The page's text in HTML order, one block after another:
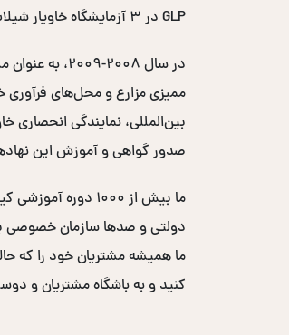
GLP در ۳ آزمایشگاه خاویار شیلات ایران، توانستیم تایید اتحادیه اروپایی را اخذ کرده و کد EC خاویار ایران را دریافت کنیم.
صدور گواهی و آموزش این
ما بیش از ۱۰۰۰
ما همیشه مشتریان خود را که
کنید و به باشگاه مشتریان و